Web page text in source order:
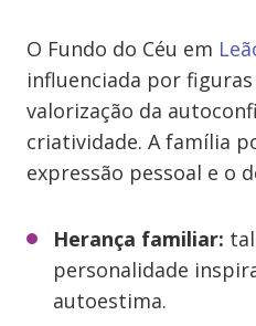
O Fundo do Céu em
influenciada por
valorização da
criatividade. A família
expressão pessoal e o
Herança familiar:
personalidade
autoestima.